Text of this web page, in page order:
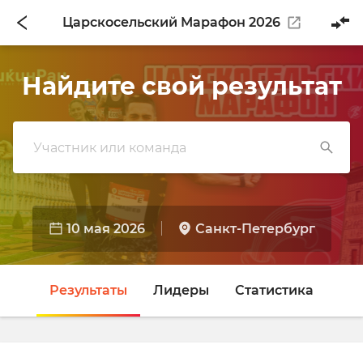
Царскосельский Марафон 2026
Найдите свой результат
10 мая 2026 Санкт-Петербург
Результаты Лидеры Статистика